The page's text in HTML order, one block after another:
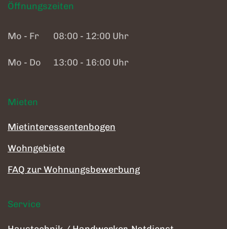
Öffnungszeiten
Mo - Fr 08:00 - 12:00 Uhr
Mo - Do 13:00 - 16:00 Uhr
Mieten
Mietinteressentenbogen
Wohngebiete
FAQ zur Wohnungsbewerbung
Service